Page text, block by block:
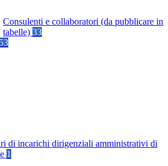
Consulenti e collaboratori (da pubblicare in
tabelle) 33
di incarichi dirigenziali amministrativi di
1